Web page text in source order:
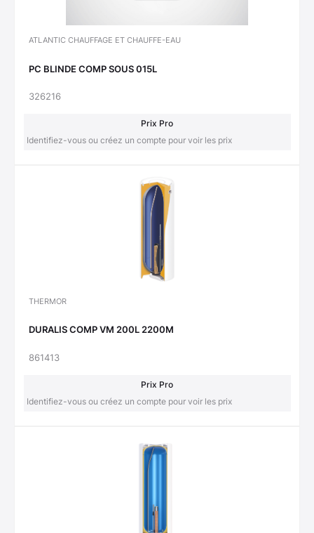
ATLANTIC CHAUFFAGE ET CHAUFFE-EAU
PC BLINDE COMP SOUS 015L
326216
Prix Pro
Identifiez-vous ou créez un compte pour voir les prix
THERMOR
DURALIS COMP VM 200L 2200M
861413
Prix Pro
Identifiez-vous ou créez un compte pour voir les prix